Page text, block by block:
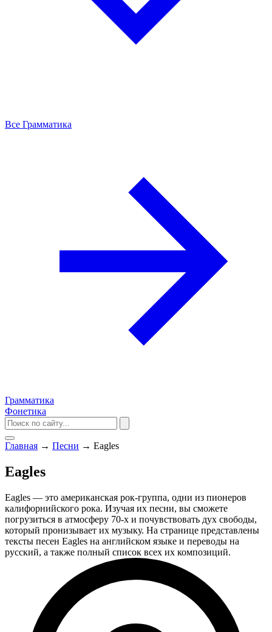
Все Грамматика
Грамматика
Фонетика
Главная → Песни → Eagles
Eagles
Eagles — это американская рок-группа, одни из пионеров
калифорнийского рока. Изучая их песни, вы сможете
погрузиться в атмосферу 70-х и почувствовать дух свободы,
который пронизывает их музыку. На странице представлены
тексты песен Eagles на английском языке и переводы на
русский, а также полный список всех их композиций.